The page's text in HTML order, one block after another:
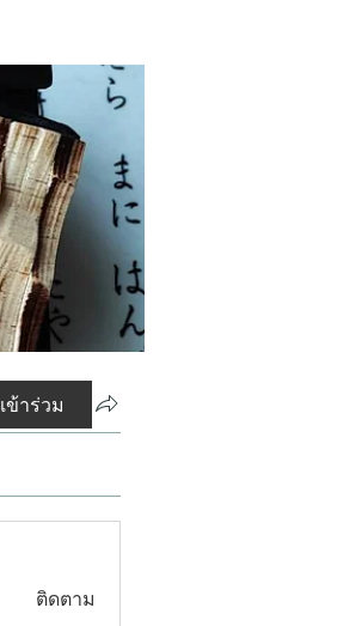
เข้าร่วม
ติดตาม